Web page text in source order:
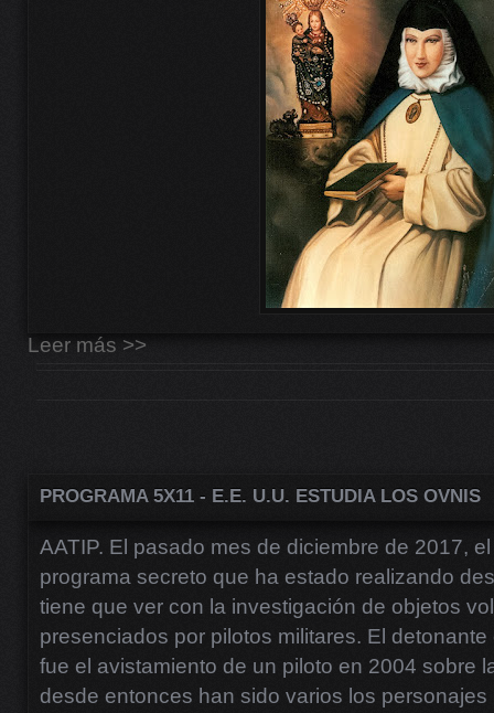
Leer más >>
PROGRAMA 5X11 - E.E. U.U. ESTUDIA LOS OVNIS
AATIP. El pasado mes de diciembre de 2017,
programa secreto que ha estado realizando
tiene que ver con la investigación de objetos
presenciados por pilotos militares. El
fue el avistamiento de un piloto en 2004 sobre
desde entonces han sido varios los personajes